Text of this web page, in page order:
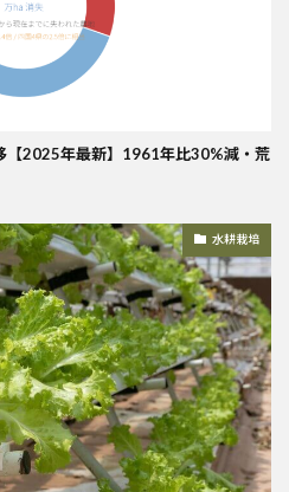
【2025年最新】1961年比30%減・荒
水耕栽培